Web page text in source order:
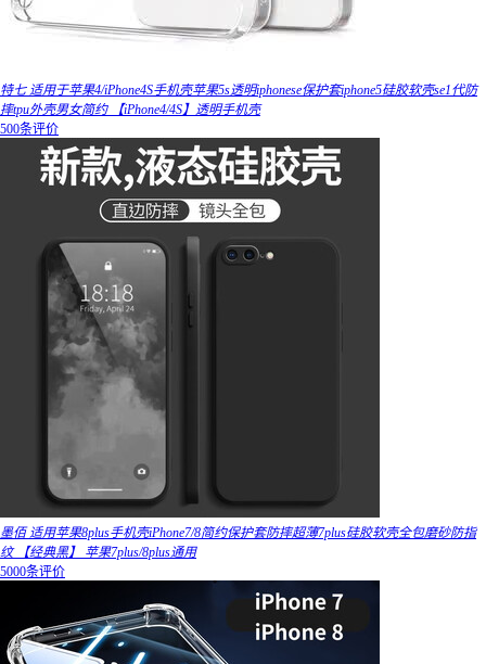
特七 适用于苹果4/iPhone4S手机壳苹果5s透明iphonese保护套iphone5硅胶软壳se1代防
摔tpu外壳男女简约 【iPhone4/4S】透明手机壳
500条评价
墨佰 适用苹果8plus手机壳iPhone7/8简约保护套防摔超薄7plus硅胶软壳全包磨砂防指
纹 【经典黑】 苹果7plus/8plus通用
5000条评价